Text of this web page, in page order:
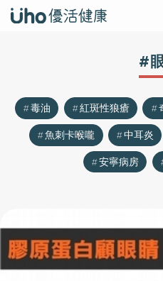
#
毒油 紅斑性狼瘡
魚刺卡喉嚨
中耳炎
安寧病房